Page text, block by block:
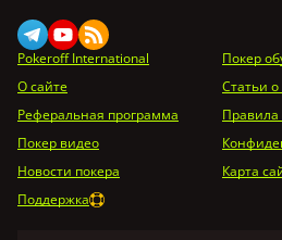
Pokeroff International
Покер
О сайте
Статьи о
Реферальная программа
Правила
Покер видео
Новости покера
Карта
Поддержка